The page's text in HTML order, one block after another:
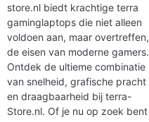
store.nl biedt krachtige terra
gaminglaptops die niet alleen
voldoen aan, maar overtreffen,
de eisen van moderne gamers.
Ontdek de ultieme combinatie
van snelheid, grafische pracht
en draagbaarheid bij terra-
Store.nl. Of je nu op zoek bent